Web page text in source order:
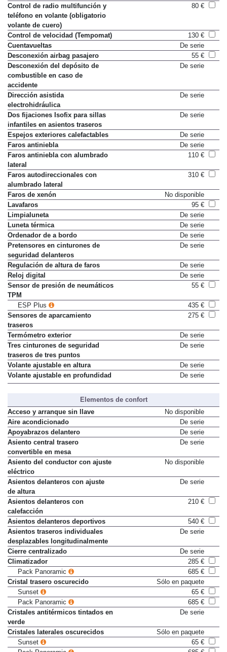
Control de radio multifunción y
teléfono en volante (obligatorio
volante de cuero)
80 €
Control de velocidad (Tempomat)
130 €
Cuentavueltas
De serie
Desconexión airbag pasajero
55 €
Desconexión del depósito de
combustible en caso de
accidente
De serie
Dirección asistida
electrohidráulica
De serie
Dos fijaciones Isofix para sillas
infantiles en asientos traseros
De serie
Espejos exteriores calefactables
De serie
Faros antiniebla
De serie
Faros antiniebla con alumbrado
lateral
110 €
Faros autodireccionales con
alumbrado lateral
310 €
Faros de xenón
No disponible
Lavafaros
95 €
Limpialuneta
De serie
Luneta térmica
De serie
Ordenador de a bordo
De serie
Pretensores en cinturones de
seguridad delanteros
De serie
Regulación de altura de faros
De serie
Reloj digital
De serie
Sensor de presión de neumáticos
TPM
55 €
ESP Plus
435 €
Sensores de aparcamiento
traseros
275 €
Termómetro exterior
De serie
Tres cinturones de seguridad
traseros de tres puntos
De serie
Volante ajustable en altura
De serie
Volante ajustable en profundidad
De serie
Elementos de confort
Acceso y arranque sin llave
No disponible
Aire acondicionado
De serie
Apoyabrazos delantero
De serie
Asiento central trasero
convertible en mesa
De serie
Asiento del conductor con ajuste
eléctrico
No disponible
Asientos delanteros con ajuste
de altura
De serie
Asientos delanteros con
calefacción
210 €
Asientos delanteros deportivos
540 €
Asientos traseros individuales
desplazables longitudinalmente
De serie
Cierre centralizado
De serie
Climatizador
285 €
Pack Panoramic
685 €
Cristal trasero oscurecido
Sólo en paquete
Sunset
65 €
Pack Panoramic
685 €
Cristales antitérmicos tintados en
verde
De serie
Cristales laterales oscurecidos
Sólo en paquete
Sunset
65 €